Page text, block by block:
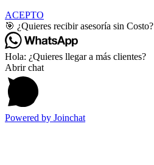
ACEPTO
🎯 ¿Quieres recibir asesoría sin Costo?
Hola: ¿Quieres llegar a más clientes?
Abrir chat
Powered by Joinchat